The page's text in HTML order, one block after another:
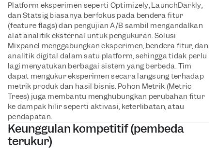
Platform eksperimen seperti Optimizely, LaunchDarkly,
dan Statsig biasanya berfokus pada bendera fitur
(feature flags) dan pengujian A/B sambil mengandalkan
alat analitik eksternal untuk pengukuran. Solusi
Mixpanel menggabungkan eksperimen, bendera fitur, dan
analitik digital dalam satu platform, sehingga tidak perlu
lagi menyatukan berbagai sistem yang berbeda. Tim
dapat mengukur eksperimen secara langsung terhadap
metrik produk dan hasil bisnis. Pohon Metrik (Metric
Trees) juga membantu menghubungkan perubahan fitur
ke dampak hilir seperti aktivasi, keterlibatan, atau
pendapatan.
Keunggulan kompetitif (pembeda
terukur)